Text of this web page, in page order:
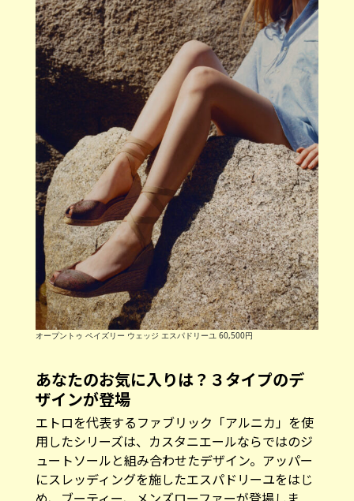
オープントゥ ペイズリー ウェッジ エスパドリーユ 60,500円
あなたのお気に入りは？３タイプのデ
エトロを代表するファブリック「アルニカ」を使
用したシリーズは、カスタニエールならではのジ
ュートソールと組み合わせたデザイン。アッパー
にスレッディングを施したエスパドリーユをはじ
め、ブーティー、メンズローファーが登場しま
す。